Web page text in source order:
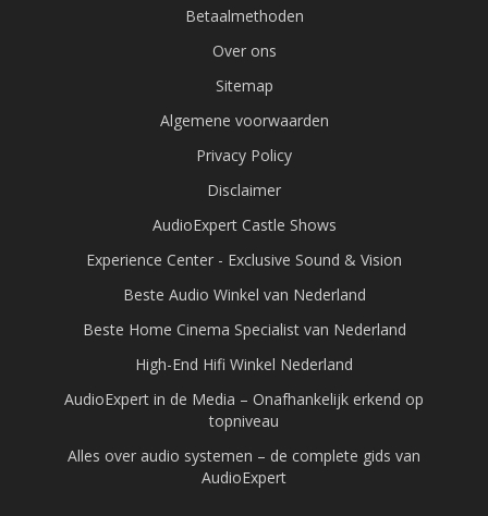
Betaalmethoden
Over ons
Sitemap
Algemene voorwaarden
Privacy Policy
Disclaimer
AudioExpert Castle Shows
Experience Center - Exclusive Sound & Vision
Beste Audio Winkel van Nederland
Beste Home Cinema Specialist van Nederland
High-End Hifi Winkel Nederland
AudioExpert in de Media – Onafhankelijk erkend op
topniveau
Alles over audio systemen – de complete gids van
AudioExpert